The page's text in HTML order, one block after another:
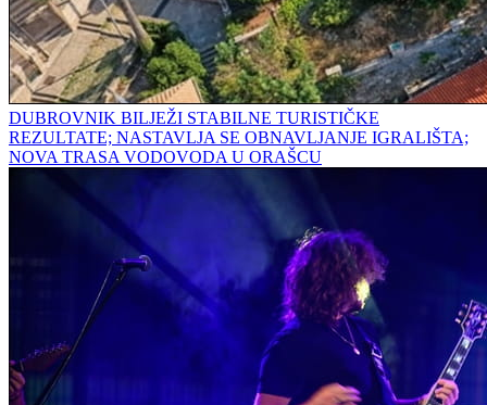
DUBROVNIK BILJEŽI STABILNE TURISTIČKE
REZULTATE; NASTAVLJA SE OBNAVLJANJE IGRALIŠTA;
NOVA TRASA VODOVODA U ORAŠCU